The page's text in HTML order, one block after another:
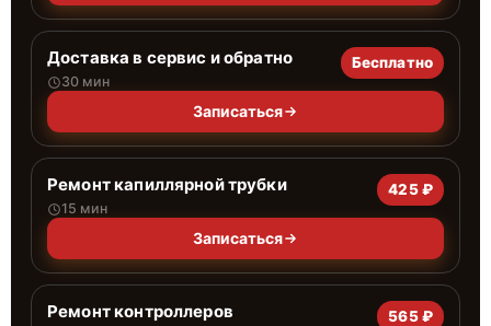
Доставка в сервис и обратно
30 мин
Бесплатно
Записаться
Ремонт капиллярной трубки
15 мин
425 ₽
Записаться
Ремонт контроллеров 565 ₽